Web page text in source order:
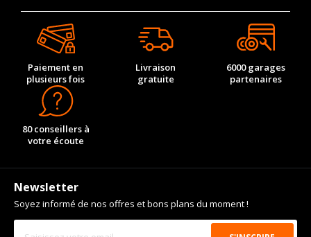
Paiement en
plusieurs fois
Livraison
gratuite
6000 garages
partenaires
80 conseillers à
votre écoute
Newsletter
Soyez informé de nos offres et bons plans du moment !